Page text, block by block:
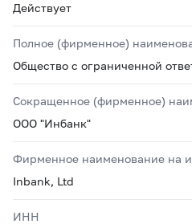
Действует
Полное (фирменное)
Общество с ограниченной
Сокращенное (фирменное)
ООО "Инбанк"
Фирменное наименование на
Inbank, Ltd
ИНН